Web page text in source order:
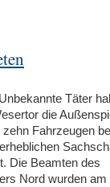
Täter
die
Fahrzeugen
Die Beamten des
Nord wurden am